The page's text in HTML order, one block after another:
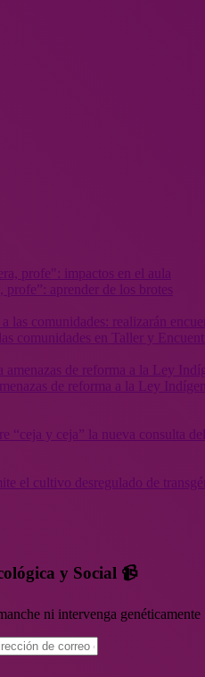
aprender de los brotes
comunidades en Taller y
de reforma a la Ley
“ceja y ceja” la nueva consulta
el cultivo desregulado de
y Social 📹
ni intervenga genéticamente